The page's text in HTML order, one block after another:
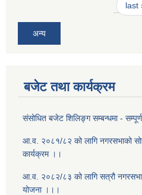
last
अन्य
बजेट तथा कार्यक्रम
संसोधित बजेट शिलिङ्ग सम्बन्धमा -
आ.व. २०८१/८२ को लागि नगरसभाको
कार्यक्रम ।।
आ.व. २०८२/८३ को लागि सत्रौ
योजना ।।।